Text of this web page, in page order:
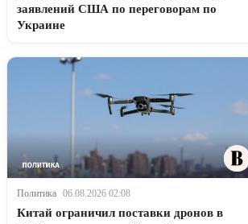
заявлений США по переговорам по
Украине
Политика 06.08.2026 02:08
Китай ограничил поставки дронов в